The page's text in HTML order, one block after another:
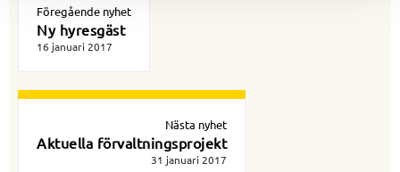
Föregående nyhet
Ny hyresgäst
16 januari 2017
Nästa nyhet
Aktuella förvaltningsprojekt
31 januari 2017